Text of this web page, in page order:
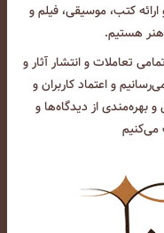
ارائه کتب، موسیقی، فیلم و
هستیم.
تعاملات و انتشار آثار و
و اعتماد کاربران و
بهره‌مندی از دیدگاه‌ها و